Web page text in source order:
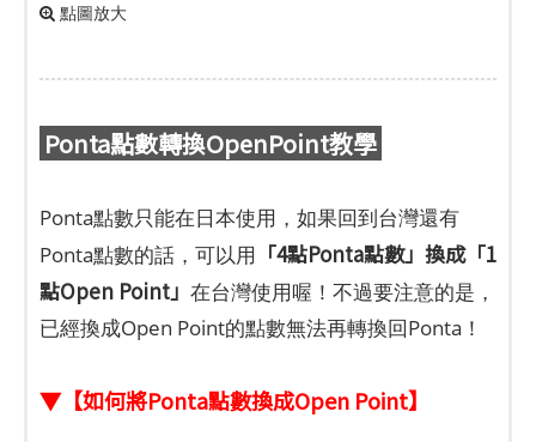
點圖放大
Ponta點數轉換OpenPoint教學
Ponta點數只能在日本使用，如果回到台灣還有
Ponta點數的話，可以用 「4點Ponta點數」換成「1
點Open Point」 在台灣使用喔！不過要注意的是，
已經換成Open Point的點數無法再轉換回Ponta！
▼【如何將Ponta點數換成Open Point】